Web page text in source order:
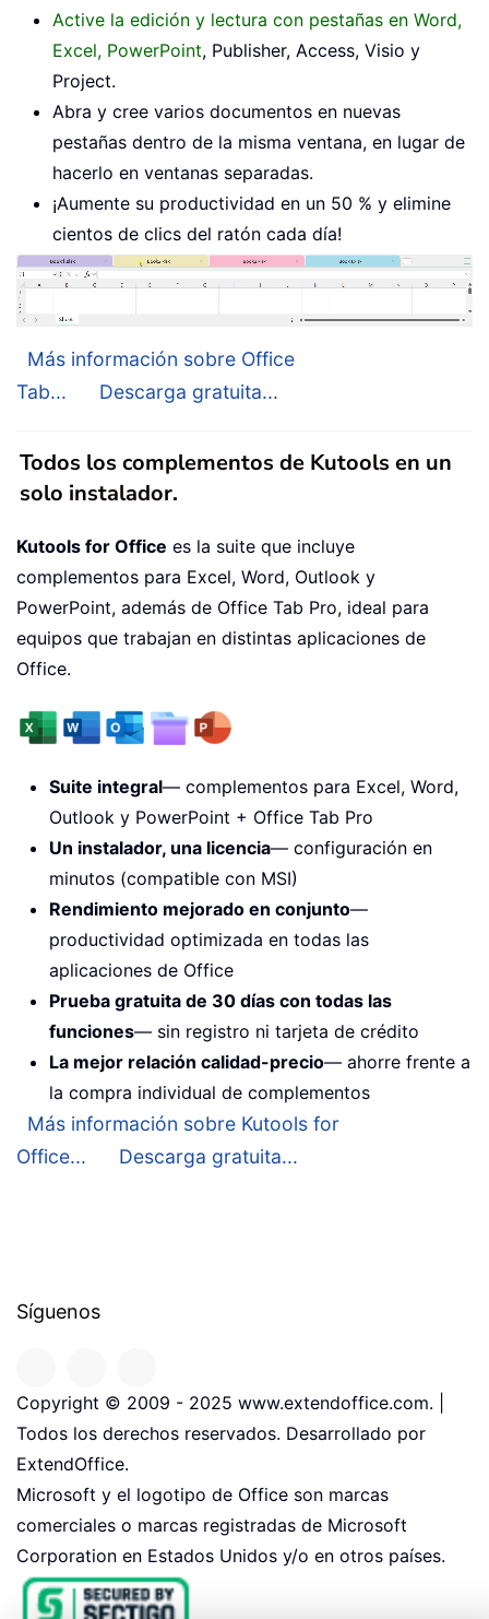
Active la edición y lectura con pestañas en Word,
Excel, PowerPoint, Publisher, Access, Visio y
Project.
Abra y cree varios documentos en nuevas
pestañas dentro de la misma ventana, en lugar de
hacerlo en ventanas separadas.
¡Aumente su productividad en un 50 % y elimine
cientos de clics del ratón cada día!
Más información sobre Office
Tab...
Descarga gratuita...
Todos los complementos de Kutools en un
solo instalador.
Kutools for Office es la suite que incluye
complementos para Excel, Word, Outlook y
PowerPoint, además de Office Tab Pro, ideal para
equipos que trabajan en distintas aplicaciones de
Office.
Suite integral— complementos para Excel, Word,
Outlook y PowerPoint + Office Tab Pro
Un instalador, una licencia— configuración en
minutos (compatible con MSI)
Rendimiento mejorado en conjunto—
productividad optimizada en todas las
aplicaciones de Office
Prueba gratuita de 30 días con todas las
funciones— sin registro ni tarjeta de crédito
La mejor relación calidad-precio— ahorre frente a
la compra individual de complementos
Más información sobre Kutools for
Office...
Descarga gratuita...
Síguenos
Copyright © 2009 - 2025 www.extendoffice.com. |
Todos los derechos reservados. Desarrollado por
ExtendOffice.
Microsoft y el logotipo de Office son marcas
comerciales o marcas registradas de Microsoft
Corporation en Estados Unidos y/o en otros países.